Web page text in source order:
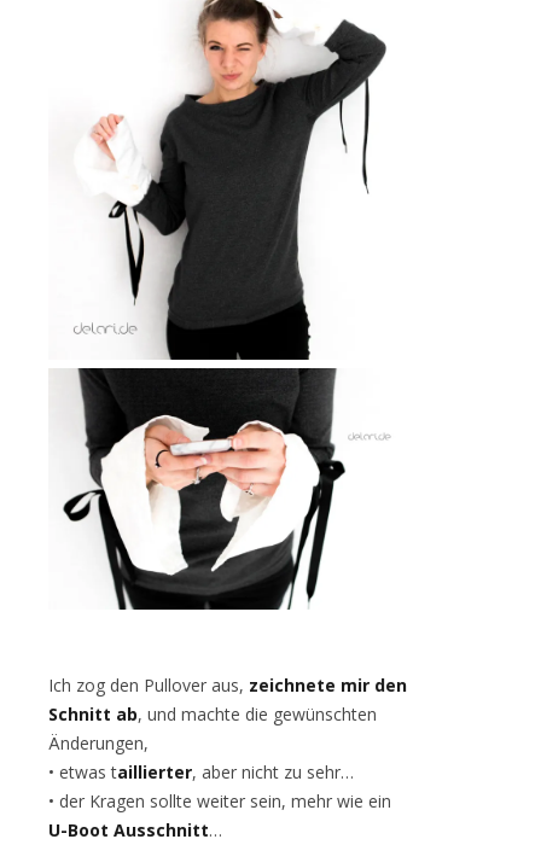
Ich zog den Pullover aus, zeichnete mir den
Schnitt ab, und machte die gewünschten
Änderungen,
• etwas taillierter, aber nicht zu sehr…
• der Kragen sollte weiter sein, mehr wie ein
U-Boot Ausschnitt…